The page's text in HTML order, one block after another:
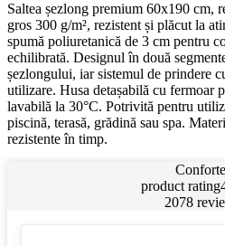
Saltea șezlong premium 60x190 cm,
gros 300 g/m², rezistent și plăcut la
spumă poliuretanică de 3 cm pentru
echilibrată. Designul în două
șezlongului, iar sistemul de prindere
utilizare. Husa detașabilă cu fermoar
lavabilă la 30°C. Potrivită pentru
piscină, terasă, grădină sau spa.
rezistente în timp.
product rating
2078